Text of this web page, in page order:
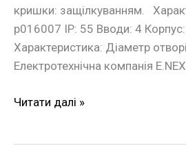
кришки: защілкуванням.
p016007 IP: 55 Вводи: 4
Характеристика: Діаметр
Електротехнічна компанія
Читати далі »